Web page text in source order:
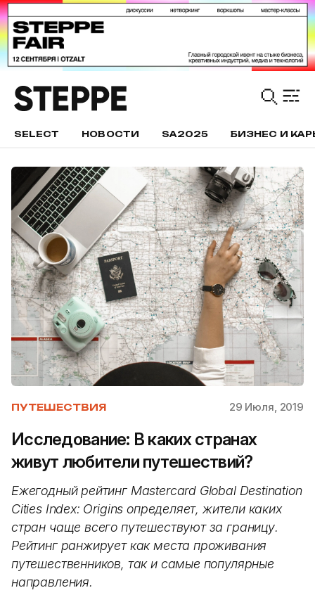
SELECT НОВОСТИ SA2025 БИЗНЕС И
ПУТЕШЕСТВИЯ 29 Июля, 2019
Исследование: В каких странах
живут любители путешествий?
Ежегодный рейтинг Mastercard Global Destination
Cities Index: Origins определяет, жители каких
стран чаще всего путешествуют за границу.
Рейтинг ранжирует как места проживания
путешественников, так и самые популярные
направления.